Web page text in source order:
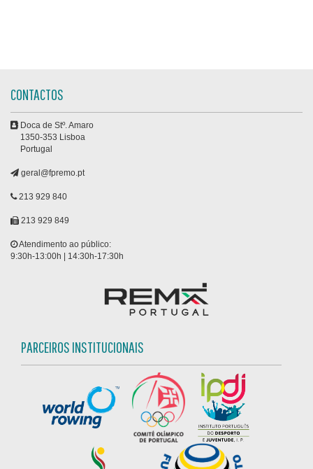
CONTACTOS
Doca de Stº. Amaro
1350-353 Lisboa
Portugal
geral@fpremo.pt
213 929 840
213 929 849
Atendimento ao público:
9:30h-13:00h | 14:30h-17:30h
PARCEIROS INSTITUCIONAIS